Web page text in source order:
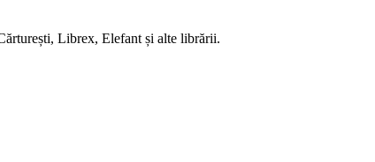
Librex, Elefant și alte librării.